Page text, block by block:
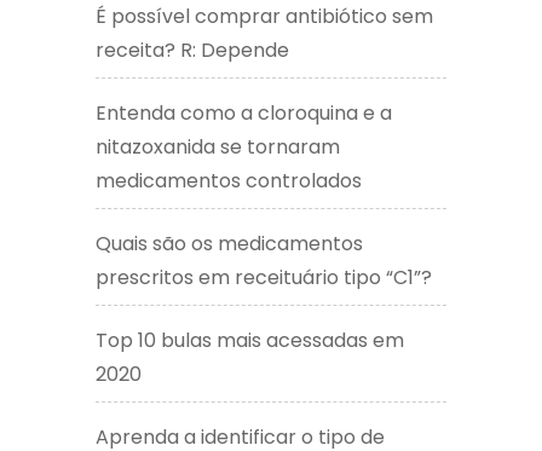
É possível comprar antibiótico sem
receita? R: Depende
Entenda como a cloroquina e a
nitazoxanida se tornaram
medicamentos controlados
Quais são os medicamentos
prescritos em receituário tipo “C1”?
Top 10 bulas mais acessadas em
2020
Aprenda a identificar o tipo de